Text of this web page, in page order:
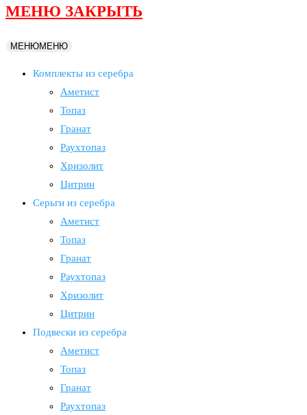
МЕНЮ ЗАКРЫТЬ
МЕНЮМЕНЮ
Комплекты из серебра
Аметист
Топаз
Гранат
Раухтопаз
Хризолит
Цитрин
Серьги из серебра
Аметист
Топаз
Гранат
Раухтопаз
Хризолит
Цитрин
Подвески из серебра
Аметист
Топаз
Гранат
Раухтопаз